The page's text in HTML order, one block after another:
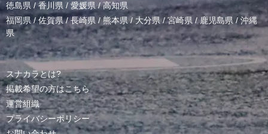
徳島県 /香川県 / 愛媛県/高知県
福岡県/佐賀県/長崎県 /熊本県/ 大分県/宮崎県 /鹿児島県 / 沖縄
県
スナカラとは?
掲載希望の方はこちら
運営組織
プライバシーポリシー